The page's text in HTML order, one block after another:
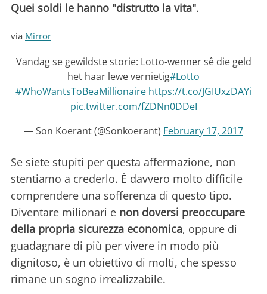
Quei soldi le hanno "distrutto la vita".
via Mirror
Vandag se gewildste storie: Lotto-wenner sê die geld
het haar lewe vernietig#Lotto
#WhoWantsToBeaMillionaire https://t.co/JGIUxzDAYi
pic.twitter.com/fZDNn0DDeI
— Son Koerant (@Sonkoerant) February 17, 2017
Se siete stupiti per questa affermazione, non
stentiamo a crederlo. È davvero molto difficile
comprendere una sofferenza di questo tipo.
Diventare milionari e non doversi preoccupare
della propria sicurezza economica, oppure di
guadagnare di più per vivere in modo più
dignitoso, è un obiettivo di molti, che spesso
rimane un sogno irrealizzabile.